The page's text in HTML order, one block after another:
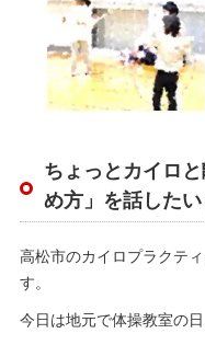
ちょっとカイロ
め方」を話したい
高松市のカイロプラクテ
す。
今日は地元で体操教室の日